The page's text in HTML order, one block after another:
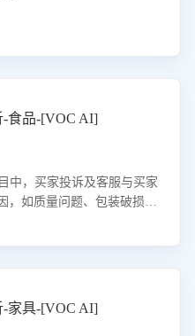
食品-[VOC AI]
中，买家投诉及客服与买家
，如质量问题、包装破损
-家具-[VOC AI]